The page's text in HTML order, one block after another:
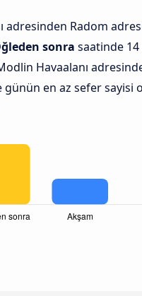
adresinden Radom
sonra saatinde
Havaalanı
günün en az sefer sayisi